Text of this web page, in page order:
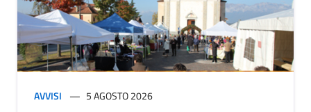
AVVISI 5 AGOSTO 2026